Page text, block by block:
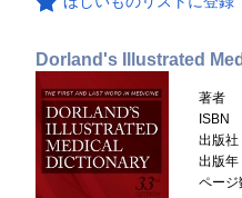
Dorland's Illustrated
著者
ISBN
出版社
出版年
ページ